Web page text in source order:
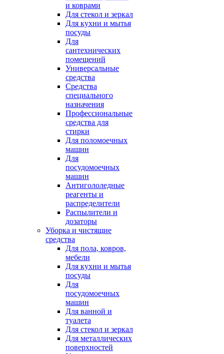
и коврами
Для стекол и зеркал
Для кухни и мытья
посуды
Для
сантехнических
помещений
Универсальные
средства
Средства
специального
назначения
Профессиональные
средства для
стирки
Для поломоечных
машин
Для
посудомоечных
машин
Антигололедные
реагенты и
распределители
Распылители и
дозаторы
Уборка и чистящие
средства
Для пола, ковров,
мебели
Для кухни и мытья
посуды
Для
посудомоечных
машин
Для ванной и
туалета
Для стекол и зеркал
Для металлических
поверхностей